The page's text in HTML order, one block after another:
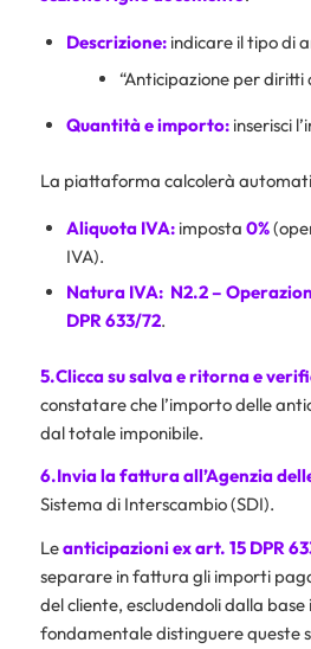
Descrizione:indicare il tipo di
“Anticipazione per diritti
Quantità e importo:inserisci
La piattaforma calcolerà
Aliquota IVA:imposta 0%
IVA).
Natura IVA: N2.2 –
DPR 633/72.
5.Clicca su salva e ritorna e
constatare che l’importo delle
dal totale imponibile.
6.Invia la fattura all’Agenzia
Sistema di Interscambio (SDI).
Leanticipazioni ex art. 15 DPR
separare in fattura gli importi
del cliente, escludendoli dalla base
fondamentale distinguere queste